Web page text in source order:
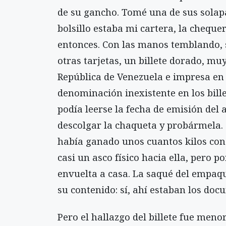
de su gancho. Tomé una de sus
bolsillo estaba mi cartera, la
entonces. Con las manos
otras tarjetas, un billete dorado,
República de Venezuela e impresa
denominación inexistente en los
podía leerse la fecha de emisión del
descolgar la chaqueta y
había ganado unos cuantos kilos
casi un asco físico hacia ella, pero
envuelta a casa. La saqué del
su contenido: sí, ahí estaban los
Pero el hallazgo del billete fue